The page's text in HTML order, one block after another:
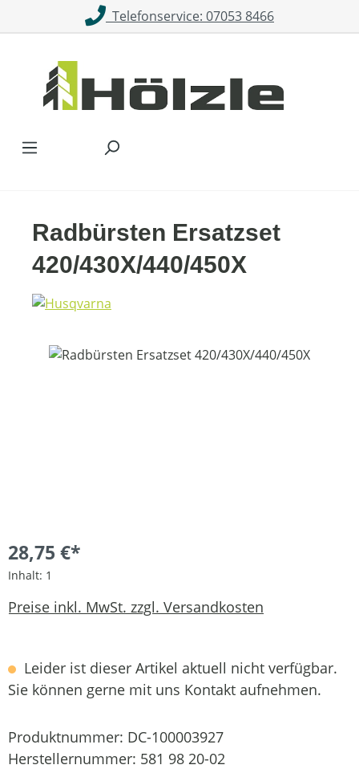
Zum Hauptinhalt springenTelefonservice: 07053 8466
Radbürsten Ersatzset
420/430X/440/450X
Bildergalerie überspringen
28,75 €*
Inhalt: 1
Preise inkl. MwSt. zzgl. Versandkosten
Leider ist dieser Artikel aktuell nicht verfügbar.
Sie können gerne mit uns Kontakt aufnehmen.
Produktnummer: DC-100003927
Herstellernummer: 581 98 20-02